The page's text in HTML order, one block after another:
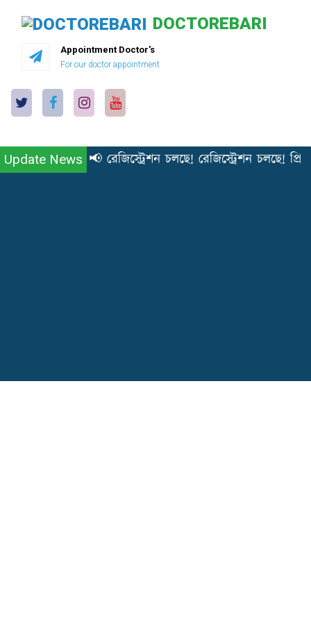
DOCTOREBARI
Appointment Doctor's
For our doctor appointment
Update News📢 রেজিস্ট্রেশন চলছে! রেজিস্ট্রেশন চলছে!